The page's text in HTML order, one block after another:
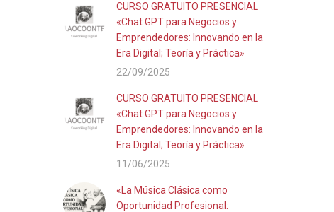
CURSO GRATUITO PRESENCIAL
«Chat GPT para Negocios y
Emprendedores: Innovando en la
Era Digital; Teoría y Práctica»
22/09/2025
CURSO GRATUITO PRESENCIAL
«Chat GPT para Negocios y
Emprendedores: Innovando en la
Era Digital; Teoría y Práctica»
11/06/2025
«La Música Clásica como
Oportunidad Profesional: